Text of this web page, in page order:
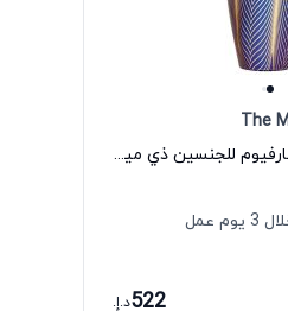
The
عطر فينيجيا أو دي بارفيوم للجنسين ذي ميرشنت أوف فينيس
عمل
522د.إ.